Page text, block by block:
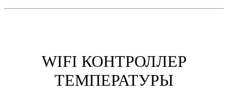
WIFI КОНТРОЛЛЕР
ТЕМПЕРАТУРЫ